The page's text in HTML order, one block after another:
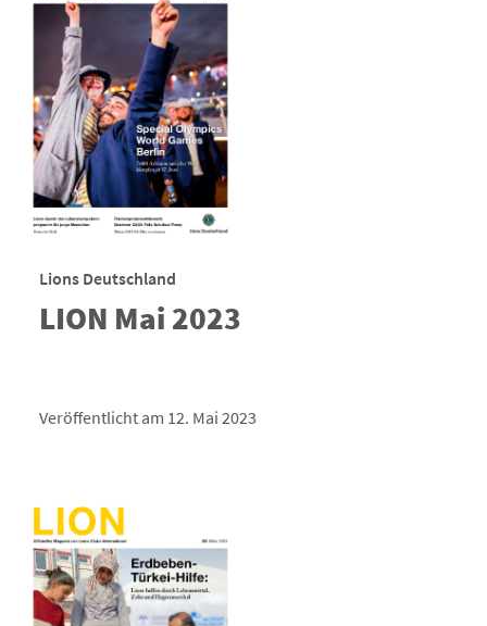
Lions Deutschland
LION Mai 2023
Veröffentlicht am 12. Mai 2023